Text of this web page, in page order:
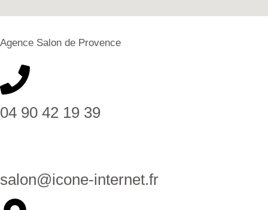
Agence Salon de Provence
04 90 42 19 39
salon@icone-internet.fr